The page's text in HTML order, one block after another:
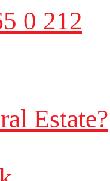
0 212
Estate?